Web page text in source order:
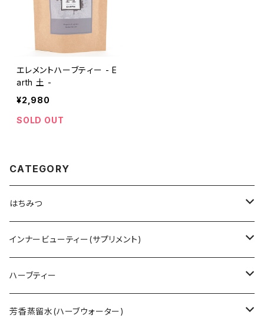
エレメントハーブティー - E
arth 土 -
¥2,980
SOLD OUT
CATEGORY
はちみつ
オーストラリア
HTQ ホリステティック
HIG ハニーインザガーデン
タスマニア
レザーウッド
ニュージーランド
インナービューティー(サプリメント)
アミノトロピック コラーゲンサポート
ラクトフェリン
ハーブティー
ハーブティー - Fire 火 -
芳香蒸留水(ハーブウォーター)